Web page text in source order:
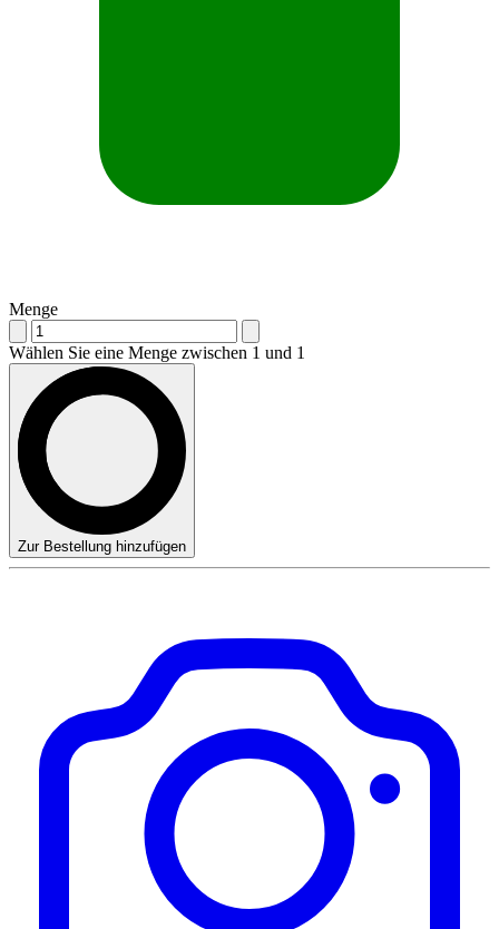
Menge
Wählen Sie eine Menge zwischen 1 und 1
Zur Bestellung hinzufügen